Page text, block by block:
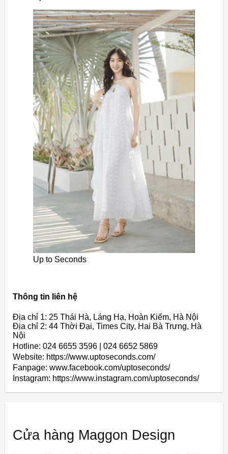
Up to Seconds
Thông tin liên hệ
Địa chỉ 1: 25 Thái Hà, Láng Hạ, Hoàn Kiếm, Hà Nội
Địa chỉ 2: 44 Thời Đại, Times City, Hai Bà Trưng, Hà
Nội
Hotline: 024 6655 3596 | 024 6652 5869
Website: https://www.uptoseconds.com/
Fanpage: www.facebook.com/uptoseconds/
Instagram: https://www.instagram.com/uptoseconds/
Cửa hàng Maggon Design